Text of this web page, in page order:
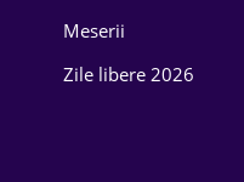
Meserii
Zile libere 2026